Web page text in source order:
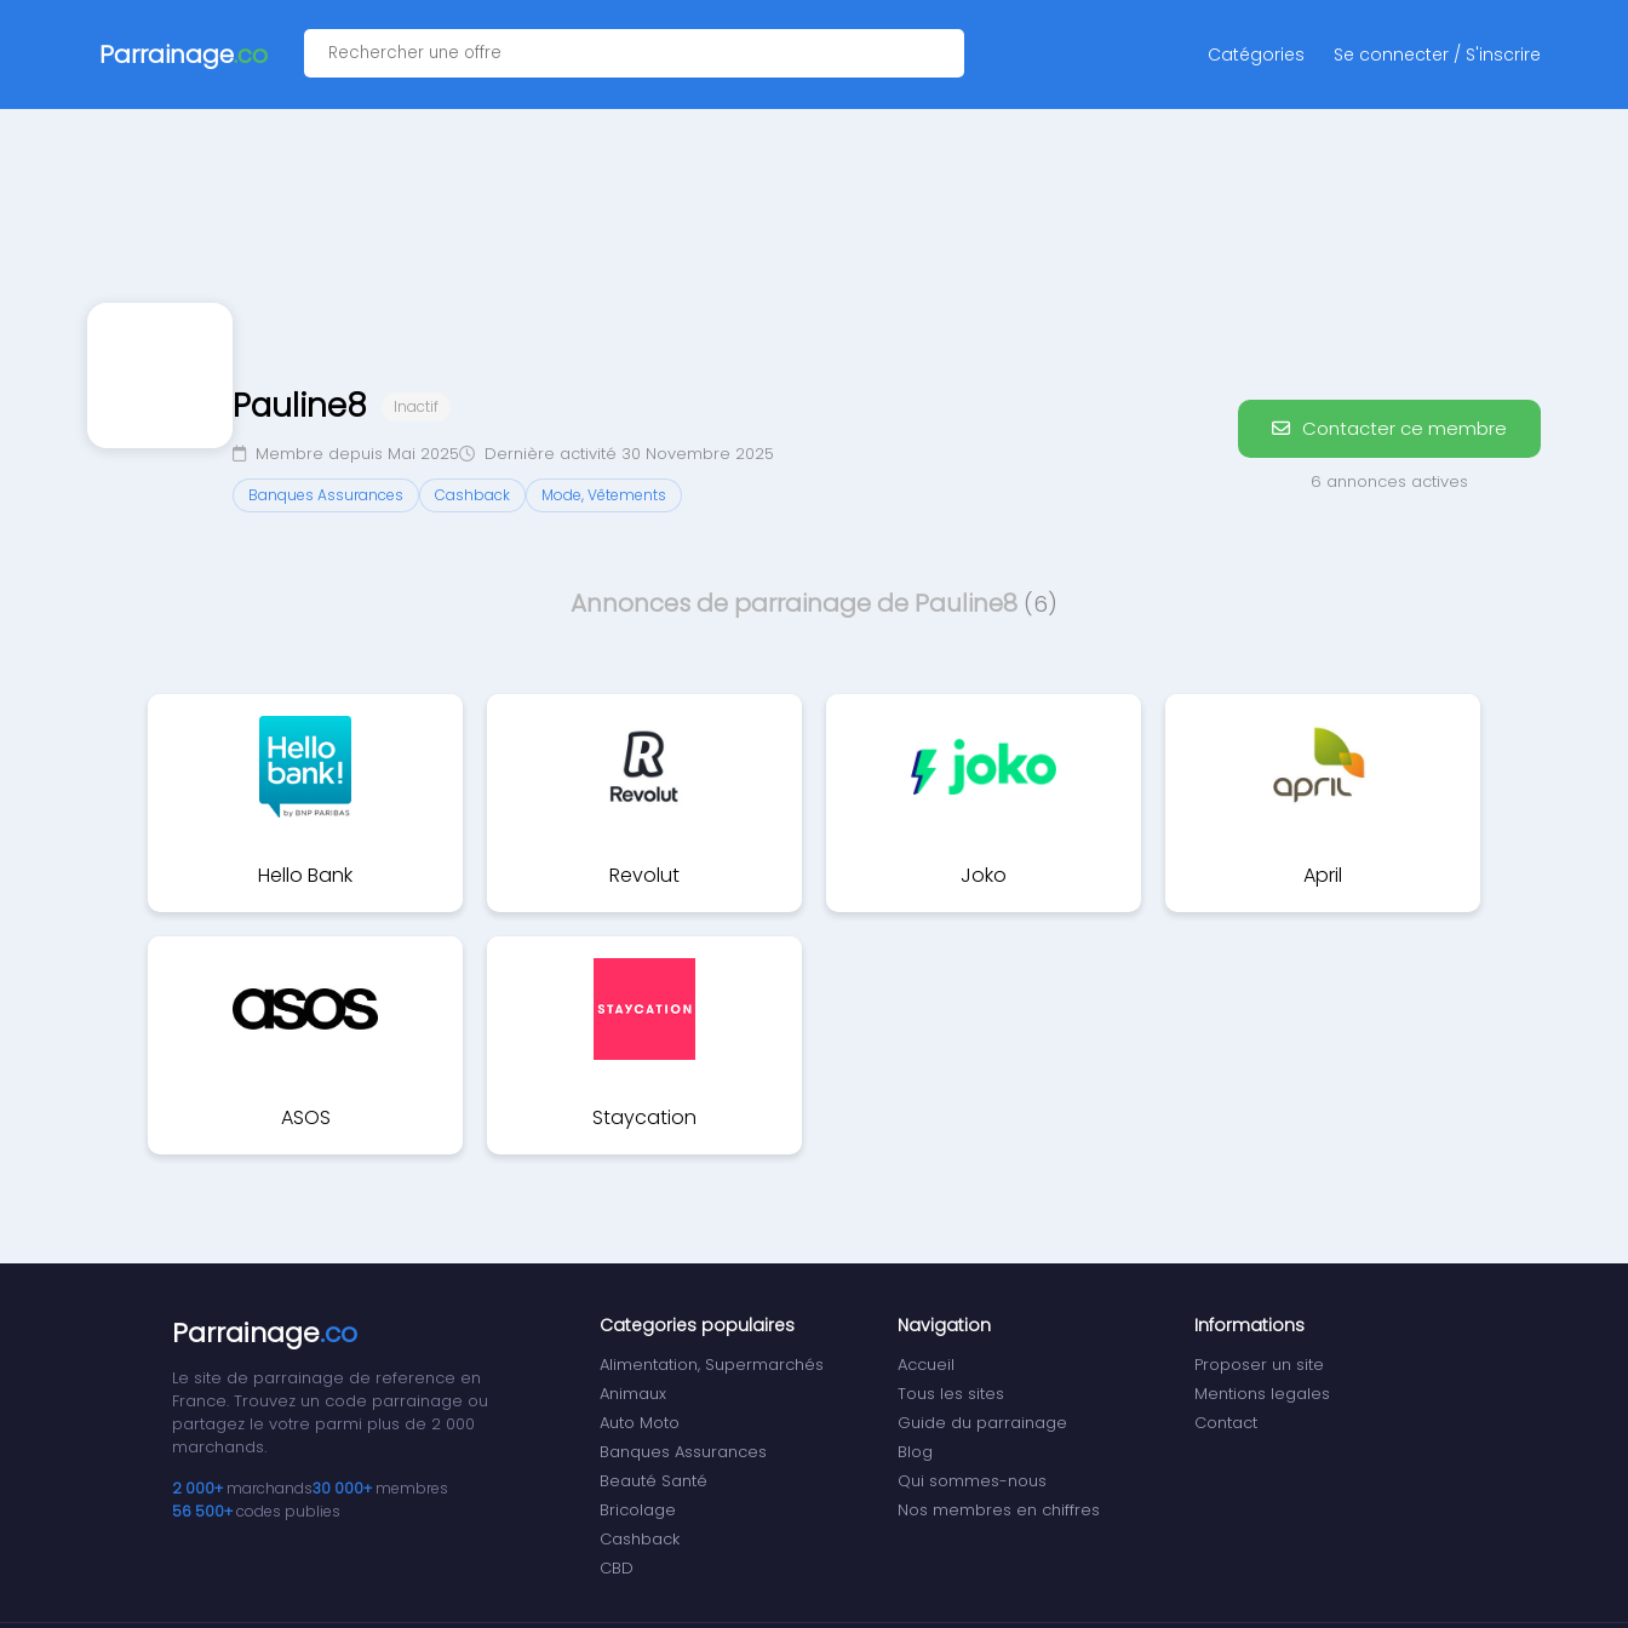
Parrainage.co Catégories Se connecter / S'inscrire
Pauline8 Inactif
Membre depuis Mai 2025 Dernière activité 30 Novembre 2025
Banques Assurances Cashback Mode, Vêtements
Contacter ce membre
6 annonces actives
Annonces de parrainage de Pauline8 (6)
Hello Bank Revolut Joko April
ASOS Staycation
Parrainage.co
Le site de parrainage de reference en
France. Trouvez un code parrainage ou
partagez le votre parmi plus de 2 000
marchands.
2 000+ marchands30 000+ membres
56 500+codes publies
Categories populaires
Alimentation, Supermarchés
Animaux
Auto Moto
Banques Assurances
Beauté Santé
Bricolage
Cashback
CBD
Navigation
Accueil
Tous les sites
Guide du parrainage
Blog
Qui sommes-nous
Nos membres en chiffres
Informations
Proposer un site
Mentions legales
Contact